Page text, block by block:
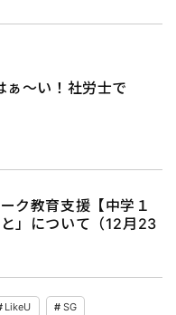
ぁ～い！社労士で
ク教育支援【中学１
」について（12月23
LikeU SG